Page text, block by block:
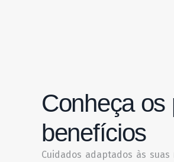
Conheça os
benefícios
Cuidados adaptados às